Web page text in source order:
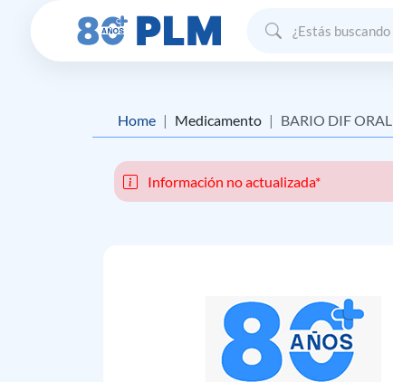
Home Medicamento BARIO DIF ORAL
Información no actualizada*